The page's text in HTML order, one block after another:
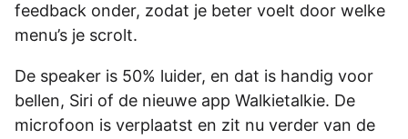
feedback onder, zodat je beter voelt door welke
menu’s je scrolt.
De speaker is 50% luider, en dat is handig voor
bellen, Siri of de nieuwe app Walkietalkie. De
microfoon is verplaatst en zit nu verder van de